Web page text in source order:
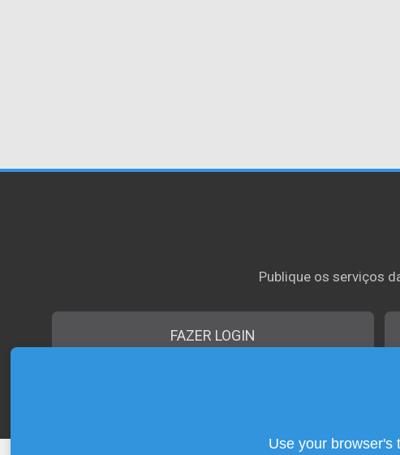
Publique os serviços
FAZER LOGIN